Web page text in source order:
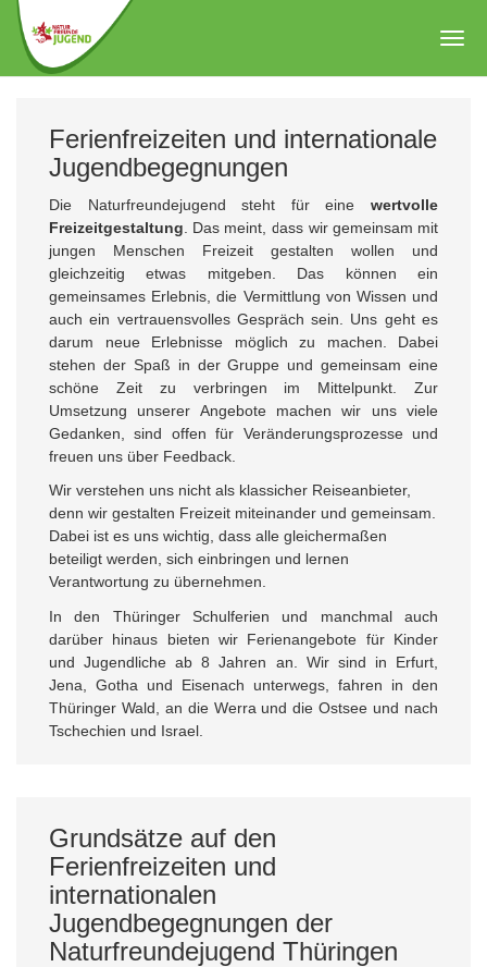
Zum
Hauptinhalt
springen
Ferienfreizeiten und internationale
Jugendbegegnungen
Die Naturfreundejugend steht für eine wertvolle
Freizeitgestaltung . Das meint, dass wir gemeinsam mit
jungen Menschen Freizeit gestalten wollen und
gleichzeitig etwas mitgeben. Das können ein
gemeinsames Erlebnis, die Vermittlung von Wissen und
auch ein vertrauensvolles Gespräch sein. Uns geht es
darum neue Erlebnisse möglich zu machen. Dabei
stehen der Spaß in der Gruppe und gemeinsam eine
schöne Zeit zu verbringen im Mittelpunkt. Zur
Umsetzung unserer Angebote machen wir uns viele
Gedanken, sind offen für Veränderungsprozesse und
freuen uns über Feedback.
Wir verstehen uns nicht als klassicher Reiseanbieter,
denn wir gestalten Freizeit miteinander und gemeinsam.
Dabei ist es uns wichtig, dass alle gleichermaßen
beteiligt werden, sich einbringen und lernen
Verantwortung zu übernehmen.
In den Thüringer Schulferien und manchmal auch
darüber hinaus bieten wir Ferienangebote für Kinder
und Jugendliche ab 8 Jahren an. Wir sind in Erfurt,
Jena, Gotha und Eisenach unterwegs, fahren in den
Thüringer Wald, an die Werra und die Ostsee und nach
Tschechien und Israel.
Grundsätze auf den
Ferienfreizeiten und
internationalen
Jugendbegegnungen der
Naturfreundejugend Thüringen